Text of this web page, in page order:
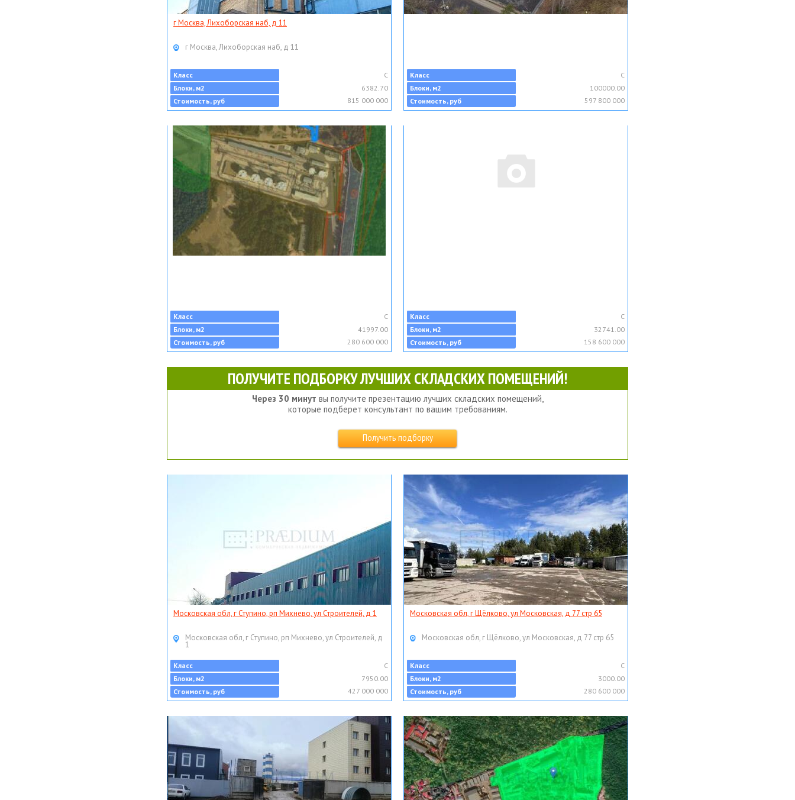
г Москва, Лихоборская наб, д 11
г Москва, Лихоборская наб, д 11
Класс
C
Блоки, м2
6382.70
Стоимость, руб
815 000 000
Класс
C
Блоки, м2
100000.00
Стоимость, руб
597 800 000
Класс
C
Блоки, м2
41997.00
Стоимость, руб
280 600 000
Класс
C
Блоки, м2
32741.00
Стоимость, руб
158 600 000
ПОЛУЧИТЕ ПОДБОРКУ ЛУЧШИХ СКЛАДСКИХ ПОМЕЩЕНИЙ!
Через 30 минут вы получите презентацию лучших складских помещений,
которые подберет консультант по вашим требованиям.
Получить подборку
Московская обл, г Ступино, рп Михнево, ул Строителей, д 1
Московская обл, г Ступино, рп Михнево, ул Строителей, д
1
Класс
C
Блоки, м2
7950.00
Стоимость, руб
427 000 000
Московская обл, г Щёлково, ул Московская, д 77 стр 65
Московская обл, г Щёлково, ул Московская, д 77 стр 65
Класс
C
Блоки, м2
3000.00
Стоимость, руб
280 600 000